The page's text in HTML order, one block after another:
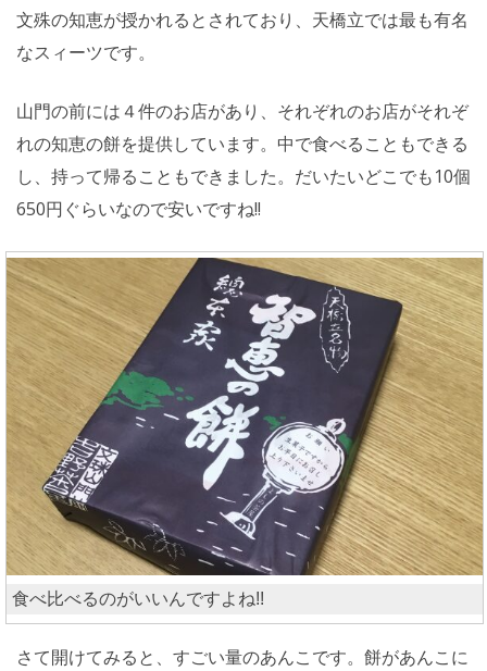
文殊の知恵が授かれるとされており、天橋立では最も有名
なスィーツです。
山門の前には４件のお店があり、それぞれのお店がそれぞ
れの知恵の餅を提供しています。中で食べることもできる
し、持って帰ることもできました。だいたいどこでも10個
650円ぐらいなので安いですね!!
食べ比べるのがいいんですよね!!
さて開けてみると、すごい量のあんこです。餅があんこに